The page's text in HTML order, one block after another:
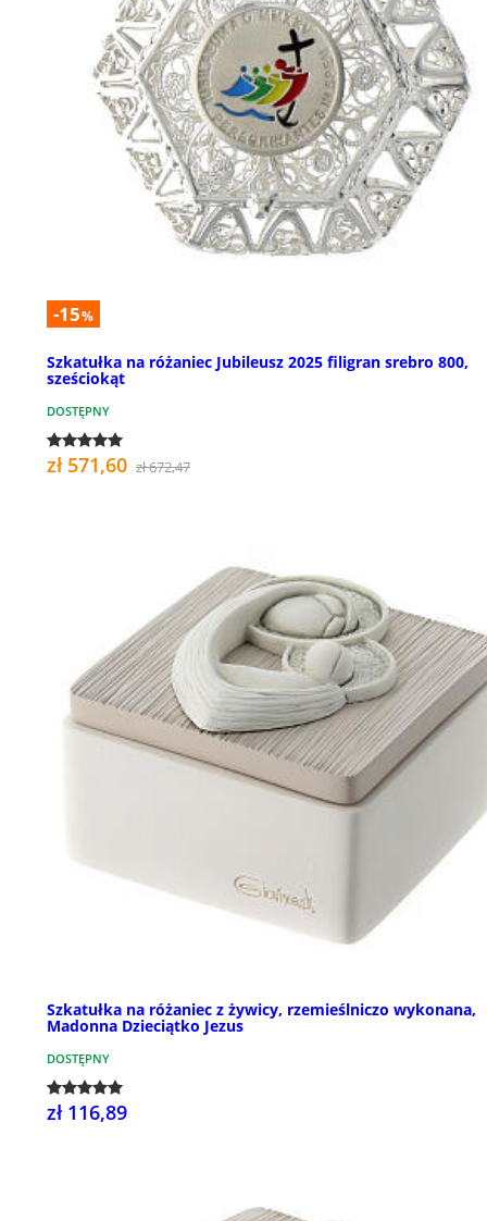
-15%
Szkatułka na różaniec Jubileusz 2025 filigran srebro 800,
sześciokąt
DOSTĘPNY
zł 571,60 zł 672,47
Szkatułka na różaniec z żywicy, rzemieślniczo wykonana,
Madonna Dzieciątko Jezus
DOSTĘPNY
zł 116,89